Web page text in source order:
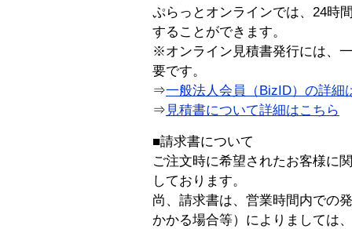
ぷらっとオンラインでは、24時
することができます。
※オンライン見積書発行には、
要です。
⇒一般法人会員（BizID）の詳細
⇒ 見積書について詳細はこちら
■請求書について
ご注文時に希望されたお客様に
しております。
尚、請求書は、営業時間内での
かかる場合等）によりましては